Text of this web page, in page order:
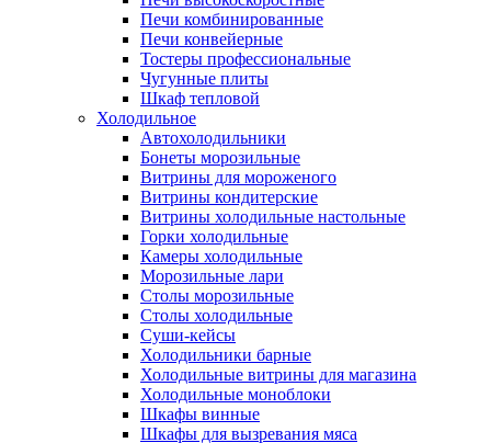
Печи комбинированные
Печи конвейерные
Тостеры профессиональные
Чугунные плиты
Шкаф тепловой
Холодильное
Автохолодильники
Бонеты морозильные
Витрины для мороженого
Витрины кондитерские
Витрины холодильные настольные
Горки холодильные
Камеры холодильные
Морозильные лари
Столы морозильные
Столы холодильные
Суши-кейсы
Холодильники барные
Холодильные витрины для магазина
Холодильные моноблоки
Шкафы винные
Шкафы для вызревания мяса